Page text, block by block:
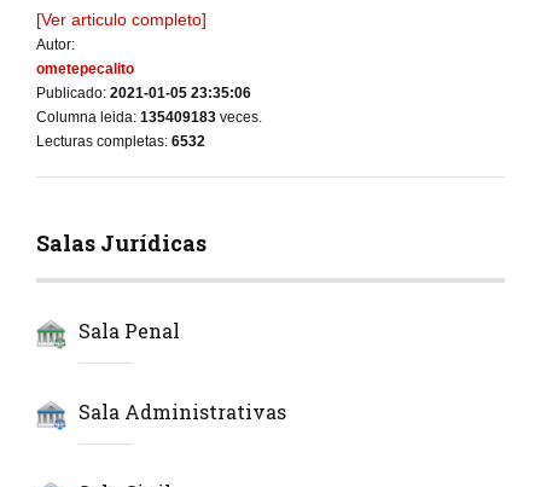
[Ver articulo completo]
Autor:
ometepecalito
Publicado: 2021-01-05 23:35:06
Columna leida: 135409183 veces.
Lecturas completas: 6532
Salas Jurídicas
Sala Penal
Sala Administrativas